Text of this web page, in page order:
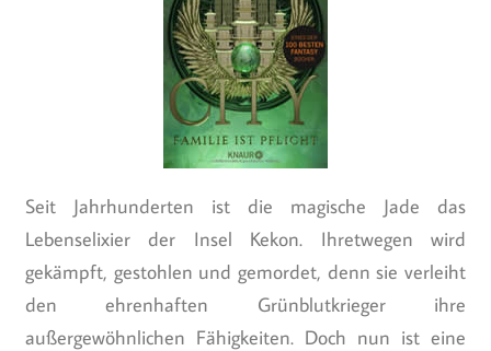
Seit Jahrhunderten ist die magische Jade das
Lebenselixier der Insel Kekon. Ihretwegen wird
gekämpft, gestohlen und gemordet, denn sie verleiht
den ehrenhaften Grünblutkrieger ihre
außergewöhnlichen Fähigkeiten. Doch nun ist eine